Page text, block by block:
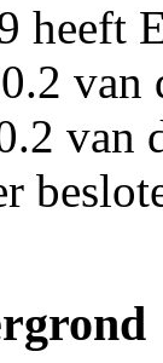
heeft
van
van